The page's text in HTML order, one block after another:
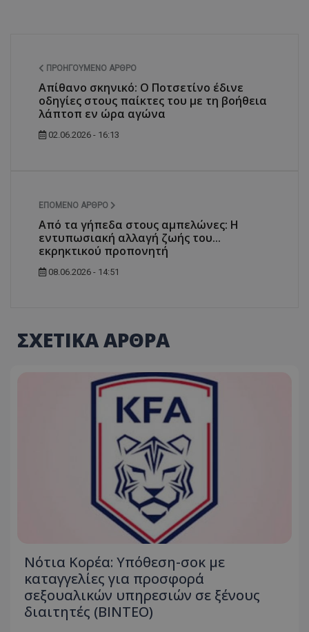
ΠΡΟΗΓΟΎΜΕΝΟ ΆΡΘΡΟ
Απίθανο σκηνικό: Ο Ποτσετίνο έδινε
οδηγίες στους παίκτες του με τη βοήθεια
λάπτοπ εν ώρα αγώνα
02.06.2026 - 16:13
ΕΠΌΜΕΝΟ ΆΡΘΡΟ
Από τα γήπεδα στους αμπελώνες: Η
εντυπωσιακή αλλαγή ζωής του...
εκρηκτικού προπονητή
08.06.2026 - 14:51
ΣΧΕΤΙΚΑ ΑΡΘΡΑ
Νότια Κορέα: Υπόθεση-σοκ με
καταγγελίες για προσφορά
σεξουαλικών υπηρεσιών σε ξένους
διαιτητές (BINTEO)